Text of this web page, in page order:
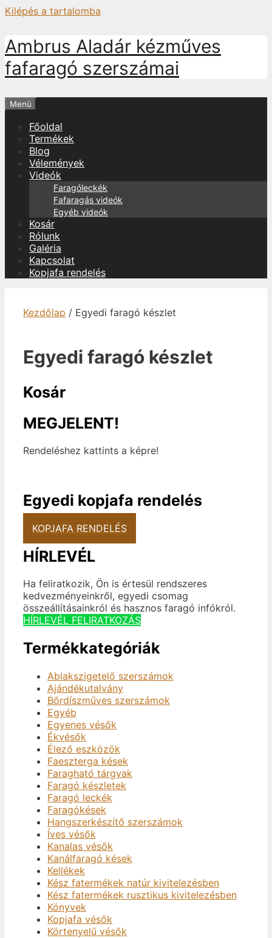
Kilépés a tartalomba
Ambrus Aladár kézműves
fafaragó szerszámai
Menü
Főoldal
Termékek
Blog
Vélemények
Videók
Faragóleckék
Fafaragás videók
Egyéb videók
Kosár
Rólunk
Galéria
Kapcsolat
Kopjafa rendelés
Kezdőlap / Egyedi faragó készlet
Egyedi faragó készlet
Kosár
MEGJELENT!
Rendeléshez kattints a képre!
Egyedi kopjafa rendelés
KOPJAFA RENDELÉS
HÍRLEVÉL
Ha feliratkozik, Ön is értesül rendszeres
kedvezményeinkről, egyedi csomag
összeállításainkról és hasznos faragó infókról.
HÍRLEVÉL FELIRATKOZÁS
Termékkategóriák
Ablakszigetelő szerszámok
Ajándékutalvány
Bőrdíszműves szerszámok
Egyéb
Egyenes vésők
Ékvésők
Élező eszközök
Faeszterga kések
Faragható tárgyak
Faragó készletek
Faragó leckék
Faragókések
Hangszerkészítő szerszámok
Íves vésők
Kanalas vésők
Kanálfaragó kések
Kellékek
Kész fatermékek natúr kivitelezésben
Kész fatermékek rusztikus kivitelezésben
Könyvek
Kopjafa vésők
Körtenyelű vésők